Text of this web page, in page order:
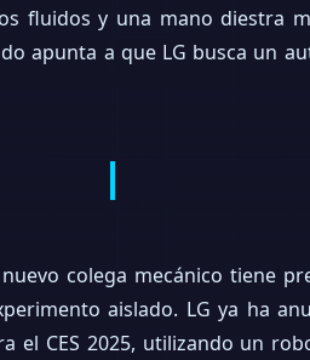
fluidos y una mano diestra
apunta a que LG busca un
colega mecánico tiene
aislado. LG ya ha
el CES 2025, utilizando un